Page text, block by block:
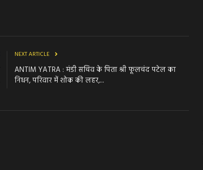
NEXT ARTICLE
ANTIM YATRA : मंडी सचिव के पिता श्री फूलचंद पटेल का
निधन, परिवार में शोक की लहर,...